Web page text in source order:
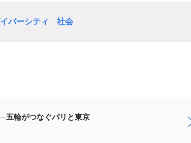
バーシティ 社会
五輪がつなぐパリと東京